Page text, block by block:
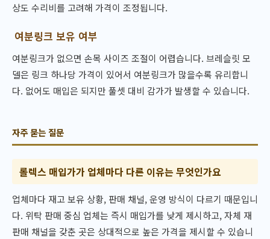
상도 수리비를 고려해 가격이 조정됩니다.
여분링크 보유 여부
여분링크가 없으면 손목 사이즈 조절이 어렵습니다. 브레슬릿 모
델은 링크 하나당 가격이 있어서 여분링크가 많을수록 유리합니
다. 없어도 매입은 되지만 풀셋 대비 감가가 발생할 수 있습니다.
자주 묻는 질문
롤렉스 매입가가 업체마다 다른 이유는 무엇인가요
업체마다 재고 보유 상황, 판매 채널, 운영 방식이 다르기 때문입니
다. 위탁 판매 중심 업체는 즉시 매입가를 낮게 제시하고, 자체 재
판매 채널을 갖춘 곳은 상대적으로 높은 가격을 제시할 수 있습니